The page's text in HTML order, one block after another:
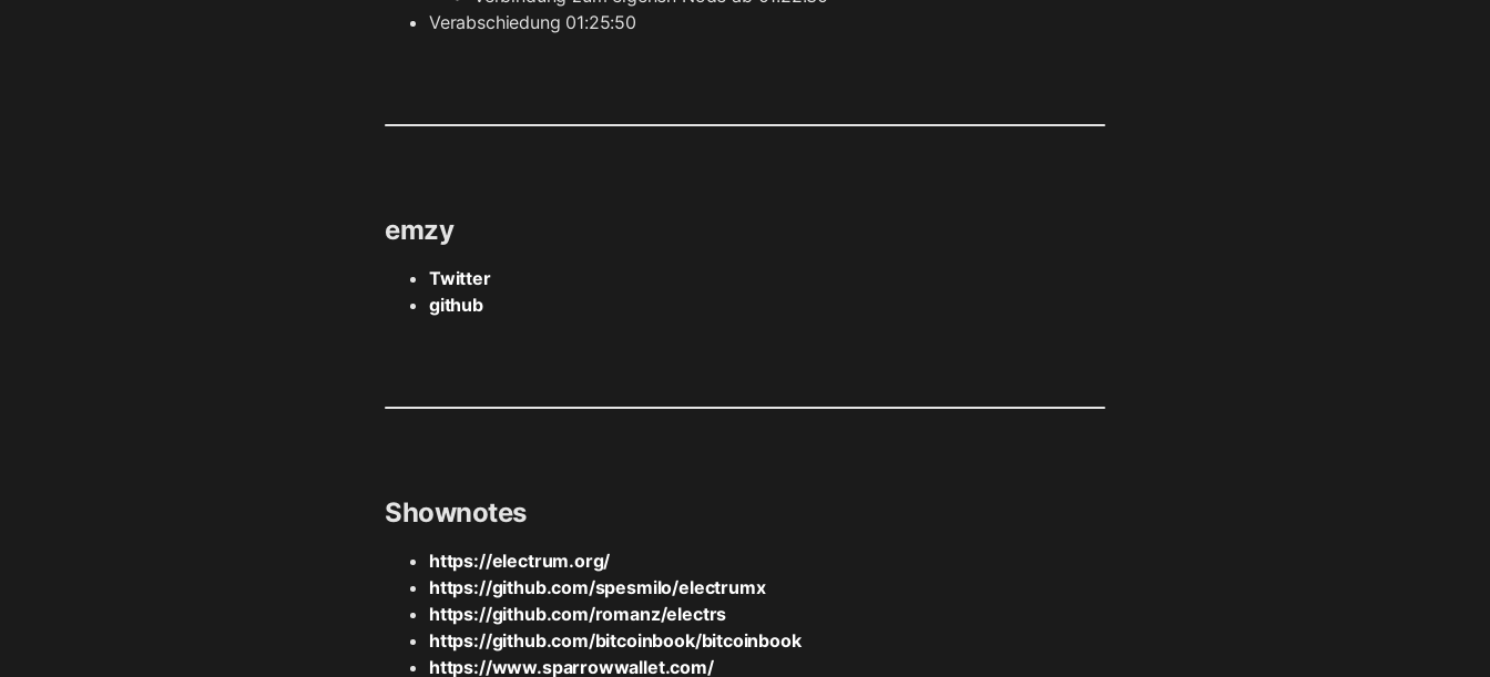
Verabschiedung 01:25:50
emzy
Twitter
github
Shownotes
https://electrum.org/
https://github.com/spesmilo/electrumx
https://github.com/romanz/electrs
https://github.com/bitcoinbook/bitcoinbook
https://www.sparrowwallet.com/